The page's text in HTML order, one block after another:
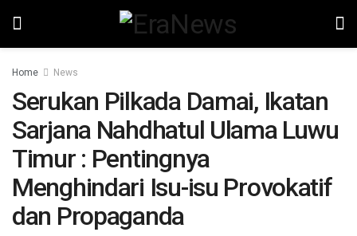
Home News
Serukan Pilkada Damai, Ikatan
Sarjana Nahdhatul Ulama Luwu
Timur : Pentingnya
Menghindari Isu-isu Provokatif
dan Propaganda